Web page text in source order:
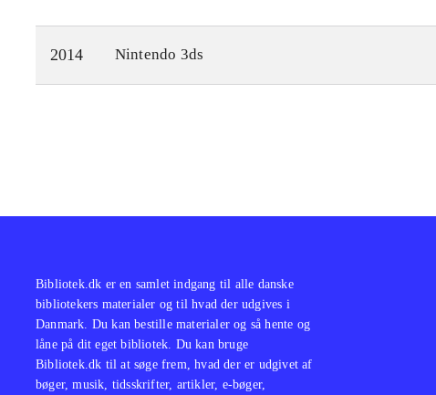
2014 Nintendo 3ds
Bibliotek.dk er en samlet indgang til alle danske
bibliotekers materialer og til hvad der udgives i
Danmark. Du kan bestille materialer og så hente og
låne på dit eget bibliotek. Du kan bruge
Bibliotek.dk til at søge frem, hvad der er udgivet af
bøger, musik, tidsskrifter, artikler, e-bøger,